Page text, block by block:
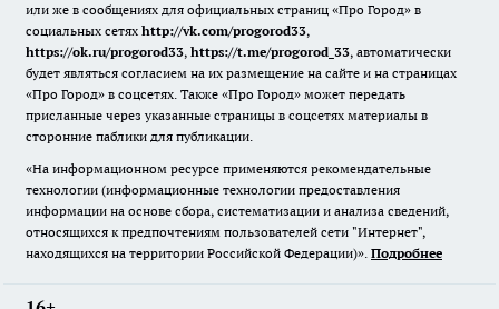
или же в сообщениях для официальных страниц «Про Город» в
социальных сетях http://vk.com/progorod33,
https://ok.ru/progorod33, https://t.me/progorod_33, автоматически
будет являться согласием на их размещение на сайте и на страницах
«Про Город» в соцсетях. Также «Про Город» может передать
присланные через указанные страницы в соцсетях материалы в
сторонние паблики для публикации.
«На информационном ресурсе применяются рекомендательные
технологии (информационные технологии предоставления
информации на основе сбора, систематизации и анализа сведений,
относящихся к предпочтениям пользователей сети "Интернет",
находящихся на территории Российской Федерации)». Подробнее